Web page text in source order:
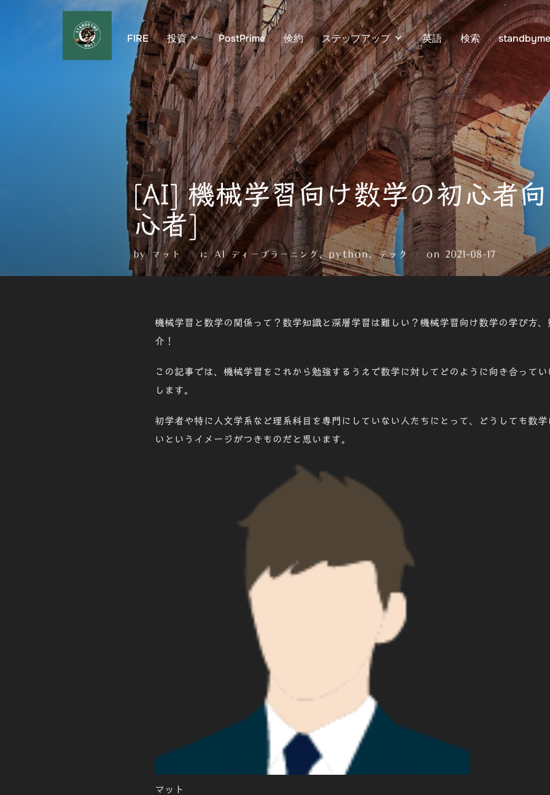
FIRE 投資 PostPrime 倹約 ステップアップ 英語 検索
[AI] 機械学習向け数学の初心者
心者]
by マット にAI ディープラーニング、 python、テック on 投
稿
2021-08-17
機械学習と数学の関係って？数学知識と深層学習は難しい？機械学習向け数学の学び方
介！
この記事では、機械学習をこれから勉強するうえで数学に対してどのように向き合って
します。
初学者や特に人文学系など理系科目を専門にしていない人たちにとって、どうしても数
いというイメージがつきものだと思います。
マット